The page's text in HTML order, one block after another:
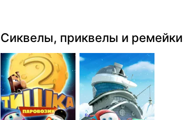
Сиквелы, приквелы и ремейки